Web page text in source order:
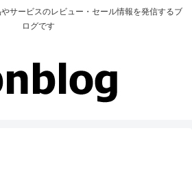
サービスのレビュー・セール情報を発信するブ
ログです